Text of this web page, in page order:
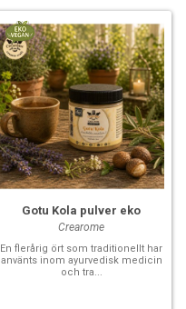
Gotu Kola pulver eko
Crearome
En flerårig ört som traditionellt har
använts inom ayurvedisk medicin
och tra...